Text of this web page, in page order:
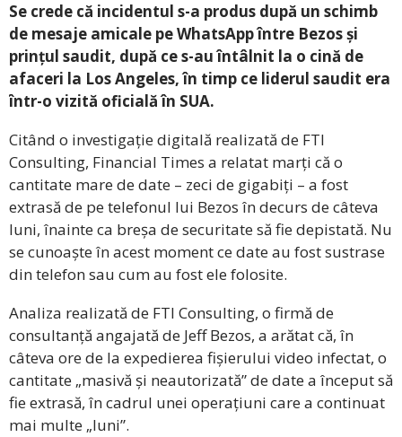
Se crede că incidentul s-a produs după un schimb
de mesaje amicale pe WhatsApp între Bezos și
prințul saudit, după ce s-au întâlnit la o cină de
afaceri la Los Angeles, în timp ce liderul saudit era
într-o vizită oficială în SUA.
Citând o investigație digitală realizată de FTI
Consulting, Financial Times a relatat marți că o
cantitate mare de date – zeci de gigabiți – a fost
extrasă de pe telefonul lui Bezos în decurs de câteva
luni, înainte ca breșa de securitate să fie depistată. Nu
se cunoaște în acest moment ce date au fost sustrase
din telefon sau cum au fost ele folosite.
Analiza realizată de FTI Consulting, o firmă de
consultanță angajată de Jeff Bezos, a arătat că, în
câteva ore de la expedierea fișierului video infectat, o
cantitate „masivă și neautorizată” de date a început să
fie extrasă, în cadrul unei operațiuni care a continuat
mai multe „luni”.